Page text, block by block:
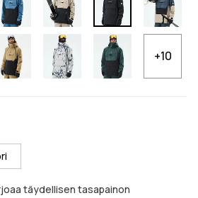
+10
täydellisen tasapainon